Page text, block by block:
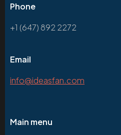
Phone
+1 (647) 892 2272
Email
info@ideasfan.com
Main menu